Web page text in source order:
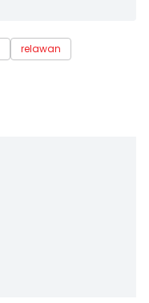
relawan